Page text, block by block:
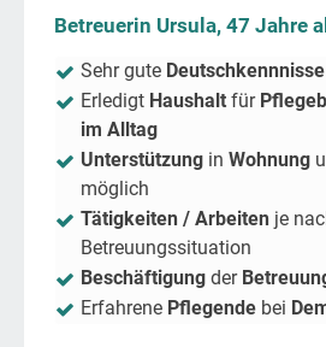
Betreuerin Ursula, 47 Jahre
Sehr gute Deutschkennnisse
Erledigt Haushalt für
im Alltag
Unterstützung in Wohnung
möglich
Tätigkeiten / Arbeiten je
Betreuungssituation
Beschäftigung der
Erfahrene Pflegende bei